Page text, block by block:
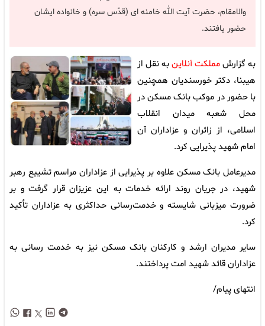
والامقام، حضرت آیت الله خامنه ای (قدّس سره) و خانواده ایشان
حضور یافتند.
به گزارشمملکت آنلاینبه نقل از
هیبنا، دکتر خورسندیان همچنین
با حضور در موکب بانک مسکن در
محل شعبه میدان انقلاب
اسلامی، از زائران و عزاداران آن
امام شهید پذیرایی کرد.
مدیرعامل بانک مسکن علاوه بر پذیرایی از عزاداران مراسم تشییع رهبر
شهید، در جریان روند ارائه خدمات به این عزیزان قرار گرفت و بر
ضرورت میزبانی شایسته و خدمت‌رسانی حداکثری به عزاداران تأکید
کرد.
سایر مدیران ارشد و کارکنان بانک مسکن نیز به خدمت رسانی به
عزاداران قائد شهید امت پرداختند.
انتهای پیام/